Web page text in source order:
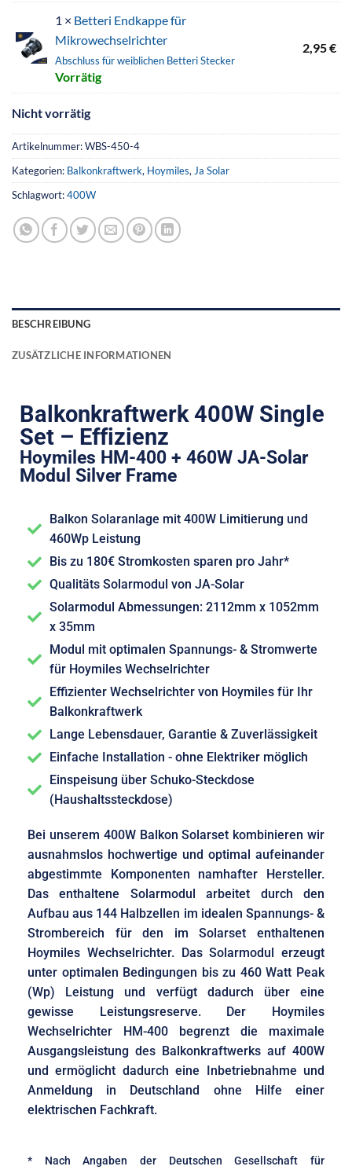
1 × Betteri Endkappe für
Mikrowechselrichter
Abschluss für weiblichen Betteri Stecker
Vorrätig
2,95€
Nicht vorrätig
Artikelnummer:WBS-450-4
Kategorien: Balkonkraftwerk, Hoymiles, Ja Solar
Schlagwort:400W
BESCHREIBUNG
ZUSÄTZLICHE INFORMATIONEN
Balkonkraftwerk 400W Single
Set – Effizienz
Hoymiles HM-400 + 460W JA-Solar
Modul Silver Frame
Balkon Solaranlage mit 400W Limitierung und
460Wp Leistung
Bis zu 180€ Stromkosten sparen pro Jahr*
Qualitäts Solarmodul von JA-Solar
Solarmodul Abmessungen: 2112mm x 1052mm
x 35mm
Modul mit optimalen Spannungs- & Stromwerte
für Hoymiles Wechselrichter
Effizienter Wechselrichter von Hoymiles für Ihr
Balkonkraftwerk
Lange Lebensdauer, Garantie & Zuverlässigkeit
Einfache Installation - ohne Elektriker möglich
Einspeisung über Schuko-Steckdose
(Haushaltssteckdose)
Bei unserem 400W Balkon Solarset kombinieren wir
ausnahmslos hochwertige und optimal aufeinander
abgestimmte Komponenten namhafter Hersteller.
Das enthaltene Solarmodul arbeitet durch den
Aufbau aus 144 Halbzellen im idealen Spannungs- &
Strombereich für den im Solarset enthaltenen
Hoymiles Wechselrichter. Das Solarmodul erzeugt
unter optimalen Bedingungen bis zu 460 Watt Peak
(Wp) Leistung und verfügt dadurch über eine
gewisse Leistungsreserve. Der Hoymiles
Wechselrichter HM-400 begrenzt die maximale
Ausgangsleistung des Balkonkraftwerks auf 400W
und ermöglicht dadurch eine Inbetriebnahme und
Anmeldung in Deutschland ohne Hilfe einer
elektrischen Fachkraft.
* Nach Angaben der Deutschen Gesellschaft für